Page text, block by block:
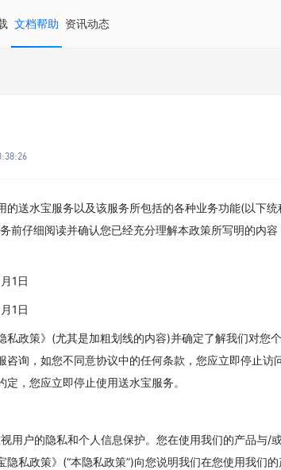
文档帮助 资讯动态
的送水宝服务以及该服务所包括的各种业务功能(以下
前仔细阅读并确认您已经充分理解本政策所写明的内
1日
1日
私政策》(尤其是加粗划线的内容)并确定了解我们对您
咨询，如您不同意协议中的任何条款，您应立即停止
定，您应立即停止使用送水宝服务。
用户的隐私和个人信息保护。您在使用我们的产品与/
隐私政策》(“本隐私政策”)向您说明我们在您使用我们